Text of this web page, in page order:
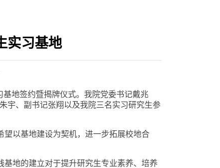
实习基地
基地签约暨揭牌仪式。我院党委书记戴兆
宇、副书记张翔以及我院三名实习研究生参
以基地建设为契机，进一步拓展校地合
地的建立对于提升研究生专业素养、培养